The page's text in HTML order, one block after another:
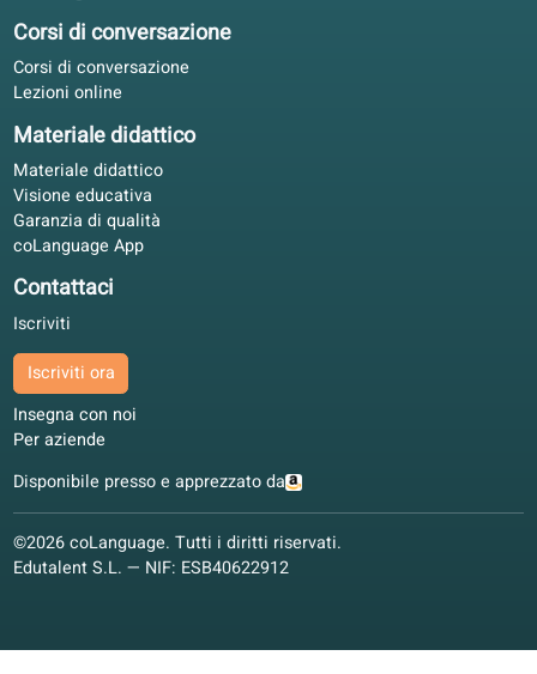
Offerta corsi
Garanzia di qualità
Spagnolo
Olandese
Francese
Tedesco
Polacco
Altre lingue
Corsi di conversazione
Corsi di conversazione
Lezioni online
Materiale didattico
Garanzia di qualità